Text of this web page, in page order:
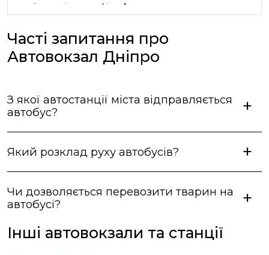
приїхали згідно графіку. Але реклама про
неправдивою, водії про таке навіть не чули))) Вцілому
сервіс оцінюю як добрий, але не відмінний.
Часті запитання про
Автовокзал Дніпро
З якої автостанції міста відправляється
автобус?
Який розклад руху автобусів?
Чи дозволяється перевозити тварин на
автобусі?
Інші автовокзали та станції